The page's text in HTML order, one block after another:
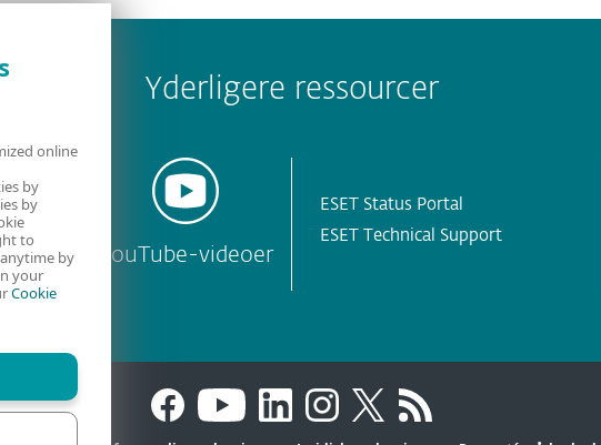
Yderligere ressourcer
YouTube-videoer
ESET Status Portal
ESET Technical Support
online
by
by
to
by
your
Cookie